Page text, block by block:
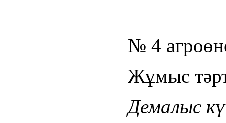
№ 4
Жұмыс
Демалыс